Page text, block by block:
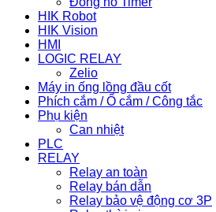
HIK Robot
HIK Vision
HMI
LOGIC RELAY
Zelio
Máy in ống lồng đầu cốt
Phích cắm / Ổ cắm / Công tắc
Phụ kiện
Can nhiệt
PLC
RELAY
Relay an toàn
Relay bán dẫn
Relay bảo vệ động cơ 3P